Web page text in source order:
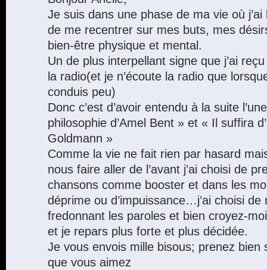
Je suis dans une phase de ma vie où j’ai
de me recentrer sur mes buts, mes
bien-être physique et mental.
Un de plus interpellant signe que j’ai reçu
la radio(et je n’écoute la radio que
conduis peu)
Donc c’est d’avoir entendu à la suite
philosophie d’Amel Bent » et « Il suffira
Goldmann »
Comme la vie ne fait rien par hasard
nous faire aller de l’avant j’ai choisi de
chansons comme booster et dans les
déprime ou d’impuissance…j’ai choisi
fredonnant les paroles et bien croyez-
et je repars plus forte et plus décidée.
Je vous envois mille bisous; prenez bien
que vous aimez